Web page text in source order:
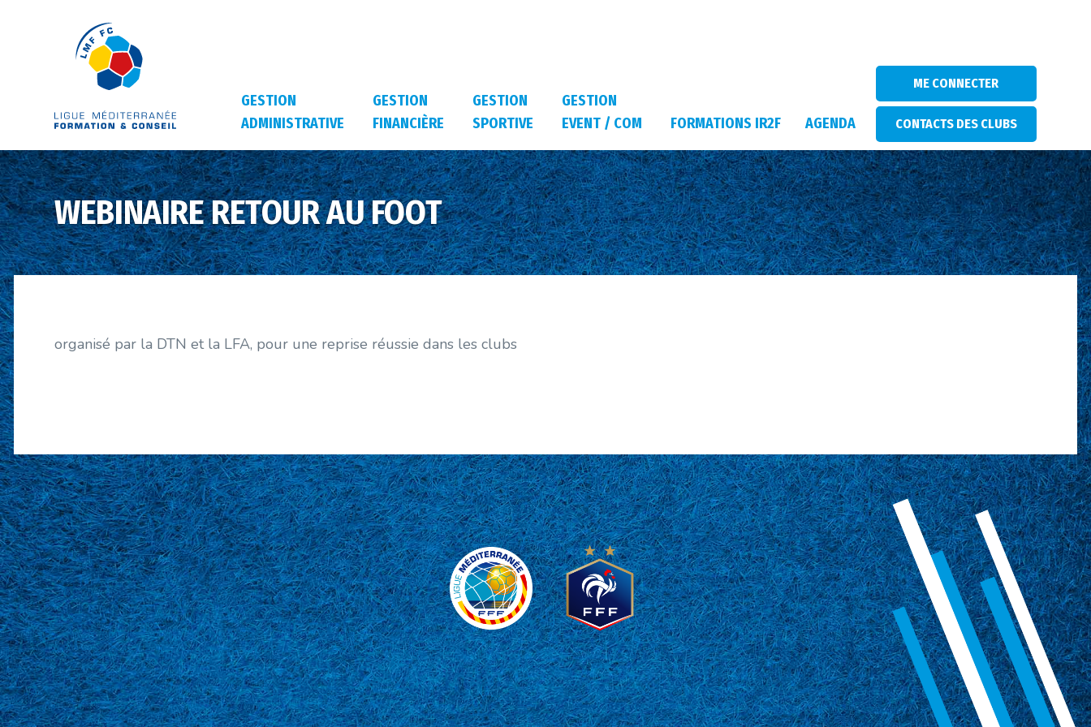
GESTION
ADMINISTRATIVE
GESTION
FINANCIÈRE
GESTION
SPORTIVE
GESTION
EVENT / COM
FORMATIONS IR2F AGENDA
ME CONNECTER
CONTACTS DES CLUBS
WEBINAIRE RETOUR AU FOOT
organisé par la DTN et la LFA, pour une reprise réussie dans les clubs